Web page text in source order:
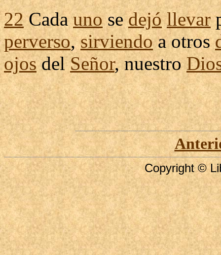
22Cadaunosedejó llevar
perverso,sirviendoa otros
ojosdelSeñor, nuestro
Copyright ©